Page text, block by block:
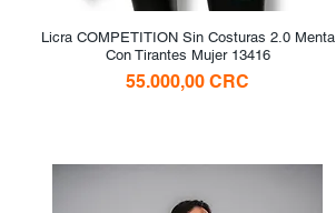
Vista rápida
Licra COMPETITION Sin Costuras 2.0 Menta
Con Tirantes Mujer 13416
Precio
55.000,00 CRC